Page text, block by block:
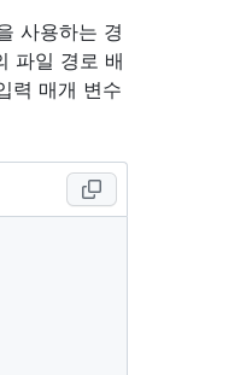
사용하는 경
파일 경로 배
력 매개 변수